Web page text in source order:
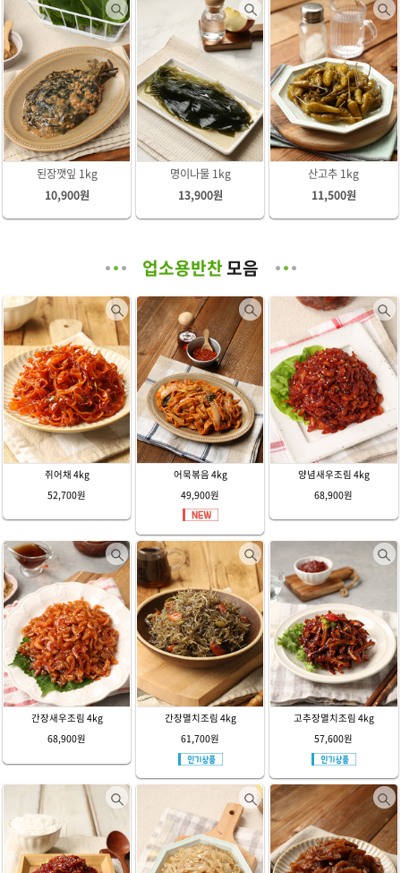
된장깻잎 1kg
10,900원
명이나물 1kg
13,900원
산고추 1kg
11,500원
업소용반찬모음
쥐어채 4kg
52,700원
어묵볶음 4kg
49,900원
양념새우조림 4kg
68,900원
간장새우조림 4kg
68,900원
간장멸치조림 4kg
61,700원
고추장멸치조림 4kg
57,600원